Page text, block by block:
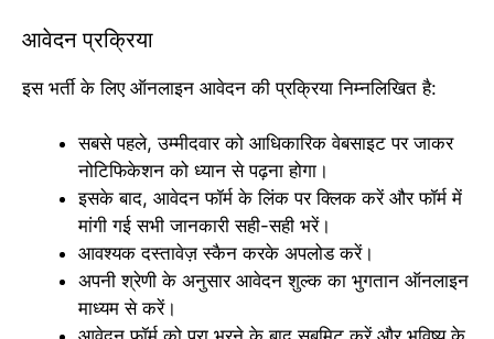
आवेदन प्रक्रिया
इस भर्ती के लिए ऑनलाइन आवेदन की प्रक्रिया निम्नलिखित है:
सबसे पहले, उम्मीदवार को आधिकारिक वेबसाइट पर जाकर
नोटिफिकेशन को ध्यान से पढ़ना होगा।
इसके बाद, आवेदन फॉर्म के लिंक पर क्लिक करें और फॉर्म में
मांगी गई सभी जानकारी सही-सही भरें।
आवश्यक दस्तावेज़ स्कैन करके अपलोड करें।
अपनी श्रेणी के अनुसार आवेदन शुल्क का भुगतान ऑनलाइन
माध्यम से करें।